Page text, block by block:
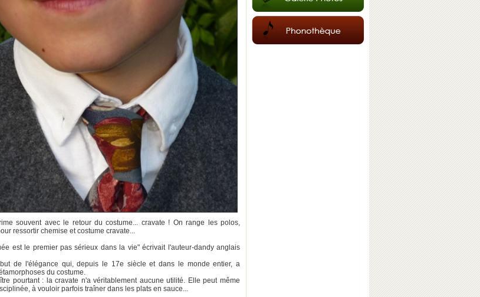
souvent avec le retour du costume... cravate ! On range les polos,
ressortir chemise et costume cravate...
est le premier pas sérieux dans la vie" écrivait l'auteur-dandy anglais
de l'élégance qui, depuis le 17e siècle et dans le monde entier, a
du costume.
pourtant : la cravate n'a véritablement aucune utilité. Elle peut même
à vouloir parfois traîner dans les plats en sauce...